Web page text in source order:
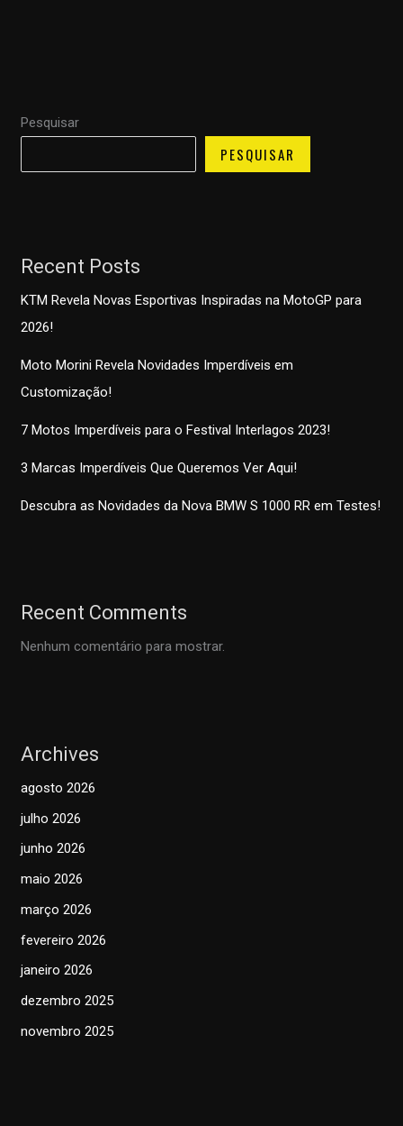
Pesquisar
PESQUISAR
Recent Posts
KTM Revela Novas Esportivas Inspiradas na MotoGP para
2026!
Moto Morini Revela Novidades Imperdíveis em
Customização!
7 Motos Imperdíveis para o Festival Interlagos 2023!
3 Marcas Imperdíveis Que Queremos Ver Aqui!
Descubra as Novidades da Nova BMW S 1000 RR em Testes!
Recent Comments
Nenhum comentário para mostrar.
Archives
agosto 2026
julho 2026
junho 2026
maio 2026
março 2026
fevereiro 2026
janeiro 2026
dezembro 2025
novembro 2025